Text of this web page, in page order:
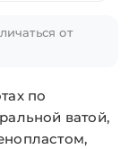
от
по
ватой,